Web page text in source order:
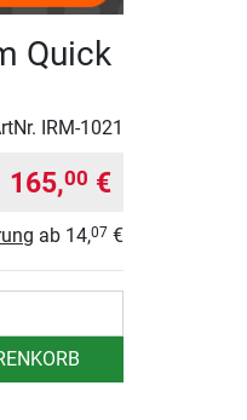
Quick
IRM-1021
165,00 €
ab 14,07 €